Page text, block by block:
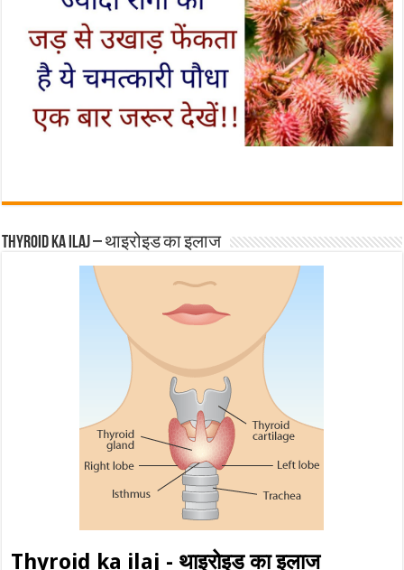
Thyroid ka ilaj – थाइरोइड का इलाज
Thyroid ka ilaj - थाइरोइड का इलाज